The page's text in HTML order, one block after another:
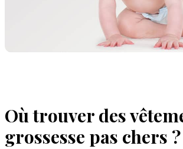
Où trouver des
grossesse pas chers ?